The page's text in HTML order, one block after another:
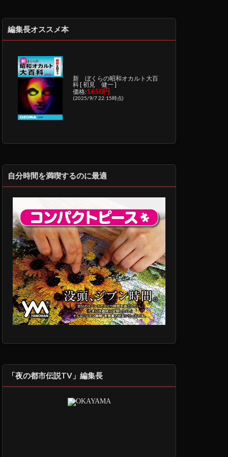
編集長オススメ本
新 ぼくらの昭和オカルト大百
科 [ 初見 健一 ]
価格:1650円
(2025/9/7 22:15時点)
自分時間を満喫するのに最適
「夜の都市伝説TV」編集長